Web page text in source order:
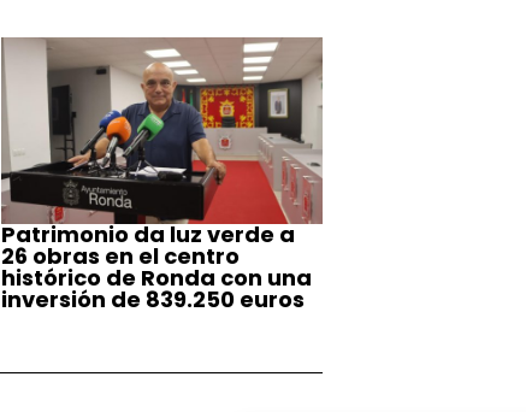
Patrimonio da luz verde a
26 obras en el centro
histórico de Ronda con una
inversión de 839.250 euros